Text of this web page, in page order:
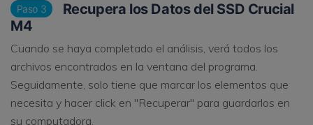
Paso 3
Recupera los Datos del SSD Crucial
M4
Cuando se haya completado el análisis, verá todos los
archivos encontrados en la ventana del programa.
Seguidamente, solo tiene que marcar los elementos que
necesita y hacer click en "Recuperar" para guardarlos en
su computadora.